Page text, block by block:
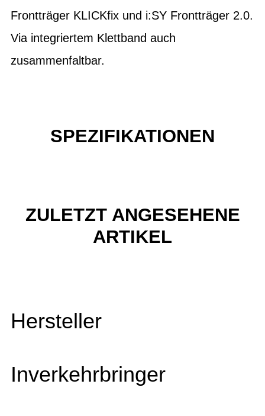
Frontträger KLICKfix und i:SY Frontträger 2.0.
Via integriertem Klettband auch
zusammenfaltbar.
SPEZIFIKATIONEN
ZULETZT ANGESEHENE
ARTIKEL
Hersteller
Inverkehrbringer